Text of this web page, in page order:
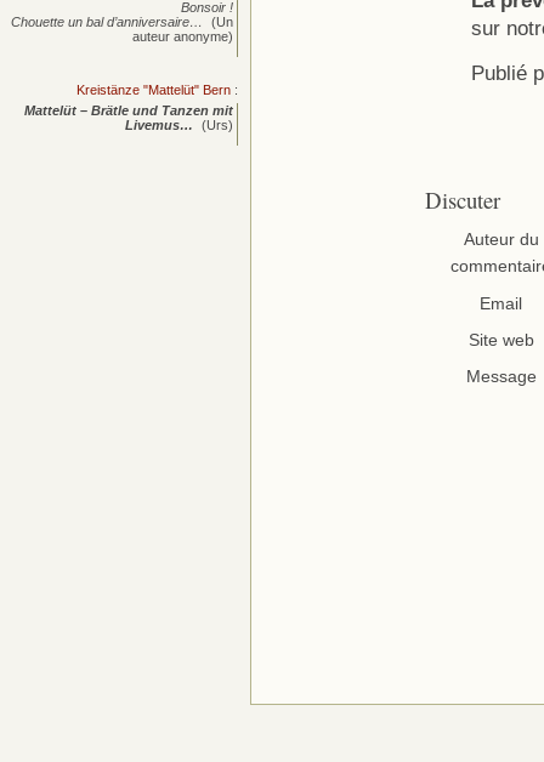
sur
Publié
Discuter
Auteur du
Email
Site web
Message
Bonsoir !
Chouette un bal d’anniversaire…
(Un
auteur anonyme)
Kreistänze "Mattelüt" Bern :
Mattelüt – Brätle und Tanzen mit
Livemus…
(Urs)